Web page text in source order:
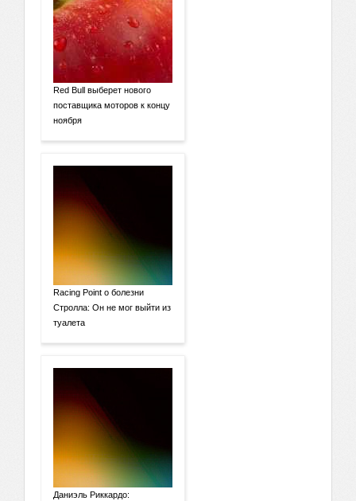
Red Bull выберет нового
поставщика моторов к концу
ноября
Racing Point о болезни
Стролла: Он не мог выйти из
туалета
Даниэль Риккардо: